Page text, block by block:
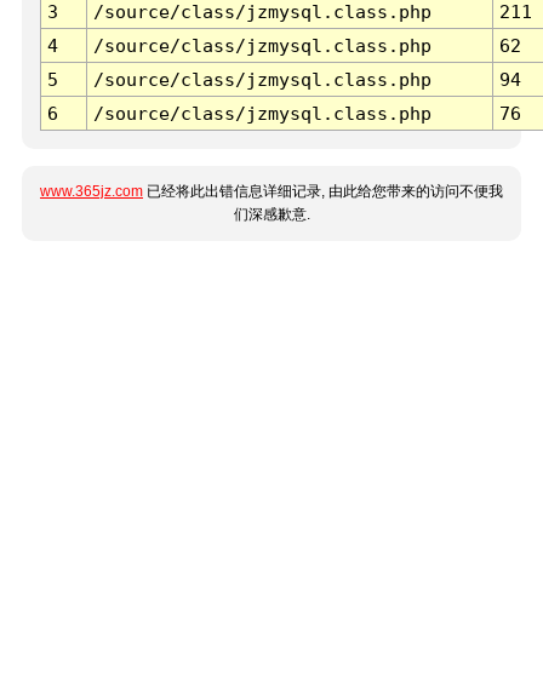
3 /source/class/jzmysql.class.php
211
4
/source/class/jzmysql.class.php
62
5
/source/class/jzmysql.class.php
94
6
/source/class/jzmysql.class.php 76
www.365jz.com 已经将此出错信息详细记录, 由此给您带来的访问不便我
们深感歉意.